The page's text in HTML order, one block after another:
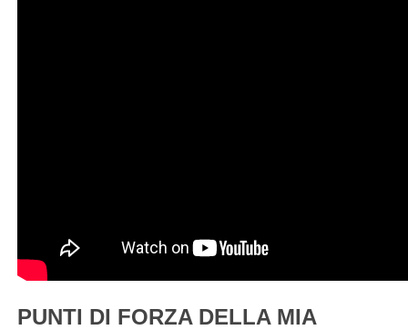
PUNTI DI FORZA DELLA MIA